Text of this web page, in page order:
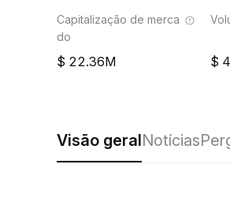
Capitalização de merca
do
22.36M
Visão geralNotícias